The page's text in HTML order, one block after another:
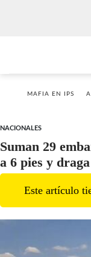
MAFIA EN IPS
NACIONALES
Suman 29
a 6 pies y
Este artículo